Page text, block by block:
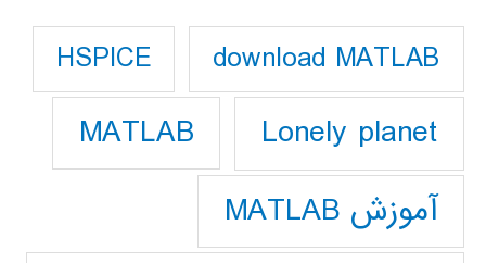
download MATLAB
HSPICE
Lonely planet
MATLAB
آموزش MATLAB